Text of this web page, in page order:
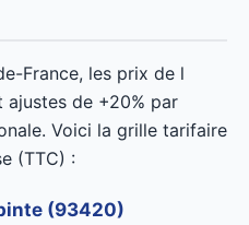
France, les prix de l
de +20% par
Voici la grille tarifaire
(TTC) :
(93420)